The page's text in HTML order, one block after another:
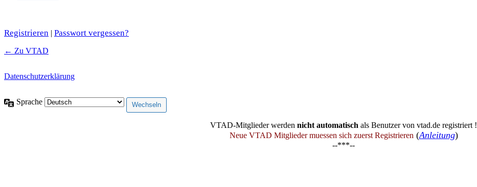
Registrieren | Passwort vergessen?
← Zu VTAD
Datenschutzerklärung
Sprache
VTAD-Mitglieder werden nicht automatisch als Benutzer von vtad.de registriert !
Neue VTAD Mitglieder muessen sich zuerst Registrieren(Anleitung)
--***--